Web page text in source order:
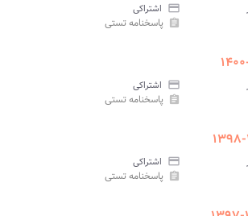
credit_card اشتراکی
assignment پاسخنامه تستی
credit_card اشتراکی
assignment پاسخنامه تستی
credit_card اشتراکی
assignment پاسخنامه تستی